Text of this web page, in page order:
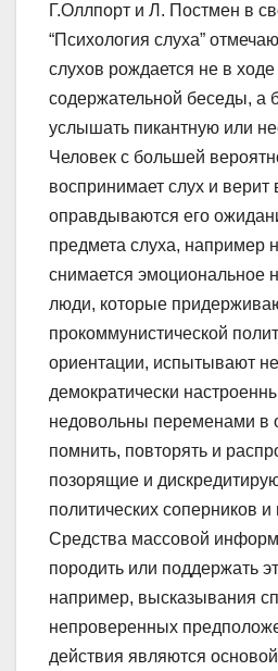
Г.Оллпорт и Л. Постмен в
“Психология слуха”
слухов рождается не в
содержательной беседы, а
услышать пикантную или
Человек с большей
воспринимает слух и верит
оправдываются его
предмета слуха, например
снимается эмоциональное
люди, которые
прокоммунистической
ориентации, испытывают
демократически
недовольны переменами в
помнить, повторять и
позорящие и
политических соперников и
Средства массовой
породить или поддержать
например, высказывания
непроверенных
действия являются